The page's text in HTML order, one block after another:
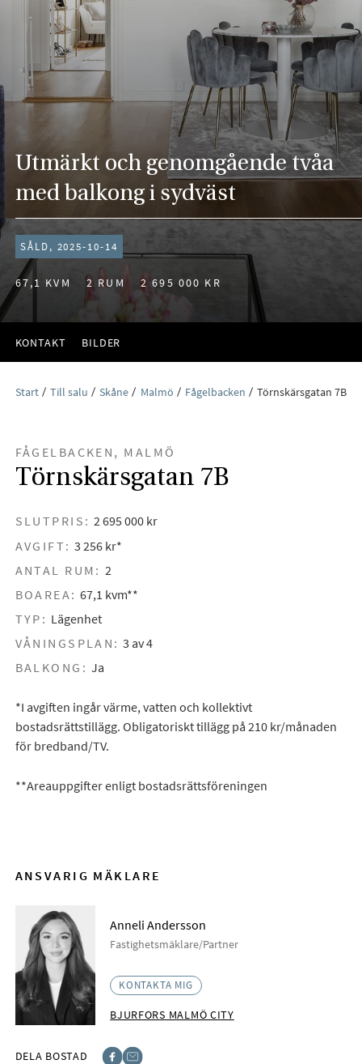
Utmärkt och genomgående tvåa
med balkong i sydväst
SÅLD, 2025-10-14
67,1 KVM 2 RUM 2 695 000 KR
KONTAKT BILDER
Start Till salu Skåne Malmö Fågelbacken Törnskärsgatan 7B
FÅGELBACKEN, MALMÖ
Törnskärsgatan 7B
SLUTPRIS: 2 695 000 kr
AVGIFT: 3 256 kr*
ANTAL RUM: 2
BOAREA: 67,1 kvm**
TYP: Lägenhet
VÅNINGSPLAN: 3 av 4
BALKONG: Ja
*I avgiften ingår värme, vatten och kollektivt
bostadsrättstillägg. Obligatoriskt tillägg på 210 kr/månaden
för bredband/TV.
**Areauppgifter enligt bostadsrättsföreningen
ANSVARIG MÄKLARE
Anneli Andersson
Fastighetsmäklare/Partner
KONTAKTA MIG
BJURFORS MALMÖ CITY
DELA BOSTAD